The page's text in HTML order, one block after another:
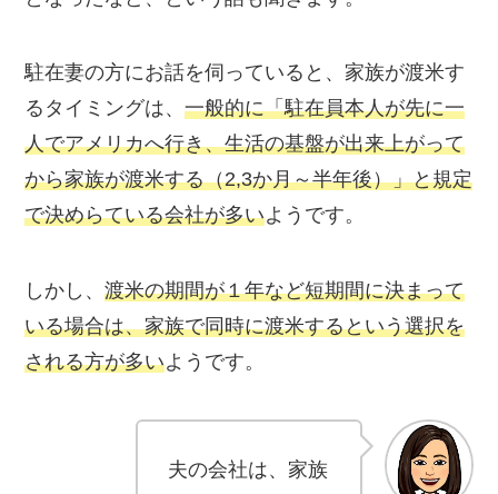
駐在妻の方にお話を伺っていると、家族が渡米す
るタイミングは、一般的に「駐在員本人が先に一
人でアメリカへ行き、生活の基盤が出来上がって
から家族が渡米する（2,3か月～半年後）」と規定
で決めらている会社が多いようです。
しかし、渡米の期間が１年など短期間に決まって
いる場合は、家族で同時に渡米するという選択を
される方が多いようです。
夫の会社は、家族